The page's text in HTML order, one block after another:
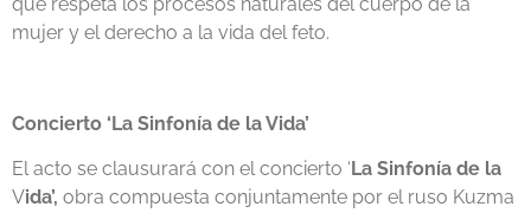
mujer y el derecho a la vida del feto.
Concierto ‘La Sinfonía de la Vida’
El acto se clausurará con el concierto ‘ La Sinfonía de la
Vida’, obra compuesta conjuntamente por el ruso Kuzma